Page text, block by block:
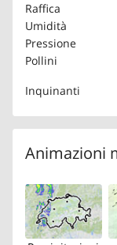
Raffica
Umidità
Pressione
Pollini
Inquinanti
Animazioni